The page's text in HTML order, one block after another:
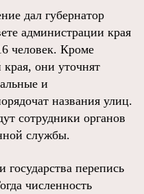
дал губернатор
администрации края
человек. Кроме
края, они уточнят
и
названия улиц.
сотрудники органов
службы.
перепись
численность